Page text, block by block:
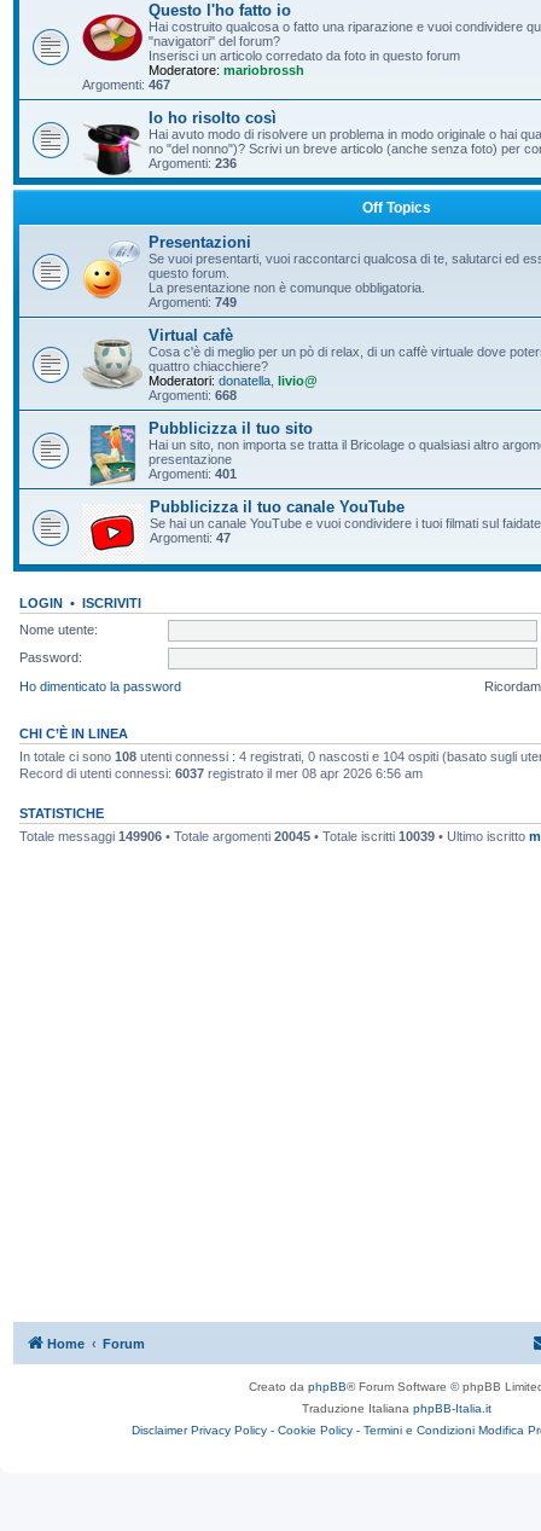
Questo l'ho fatto io
Hai costruito qualcosa o fatto una riparazione e vuoi condividere
"navigatori" del forum?
Inserisci un articolo corredato da foto in questo forum
Moderatore: mariobrossh
Argomenti: 467
Io ho risolto così
Hai avuto modo di risolvere un problema in modo originale o hai
no "del nonno")? Scrivi un breve articolo (anche senza foto) per
Argomenti: 236
Off Topics
Presentazioni
Se vuoi presentarti, vuoi raccontarci qualcosa di te, salutarci ed
questo forum.
La presentazione non è comunque obbligatoria.
Argomenti: 749
Virtual cafè
Cosa c'è di meglio per un pò di relax, di un caffè virtuale dove
quattro chiacchiere?
Moderatori: donatella livio@
Argomenti: 668
Pubblicizza il tuo sito
Hai un sito, non importa se tratta il Bricolage o qualsiasi altro
presentazione
Argomenti: 401
Pubblicizza il tuo canale YouTube
Se hai un canale YouTube e vuoi condividere i tuoi filmati sul
Argomenti: 47
LOGIN • ISCRIVITI
Nome utente:
Password:
Ho dimenticato la password
CHI C’È IN LINEA
In totale ci sono 108 utenti connessi : 4 registrati, 0 nascosti e 104 ospiti (basato sugli
Record di utenti connessi: 6037 registrato il mer 08 apr 2026 6:56 am
STATISTICHE
Totale messaggi 149906 • Totale argomenti 20045 • Totale iscritti 10039 • Ultimo iscritto
Home Forum
Creato da phpBB® Forum Software © phpBB
Traduzione Italiana phpBB-Italia.it
Disclaimer Privacy Policy - Cookie Policy - Termini e Condizioni Modifica